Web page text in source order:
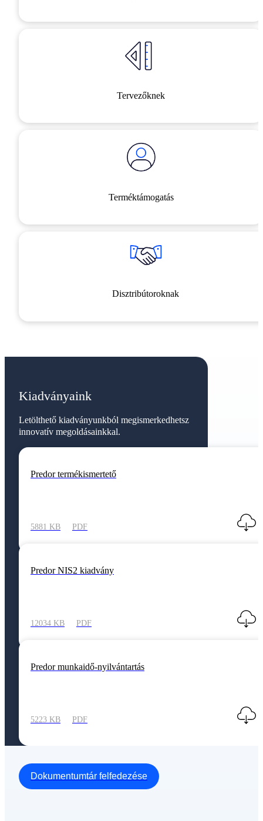
Tervezőknek
Terméktámogatás
Disztribútoroknak
Kiadványaink
Letölthető kiadványunkból megismerkedhetsz
innovatív megoldásainkkal.
Predor termékismertető
5881 KB PDF
Predor NIS2 kiadvány
12034 KB PDF
Predor munkaidő-nyilvántartás
5223 KB PDF
Dokumentumtár felfedezése